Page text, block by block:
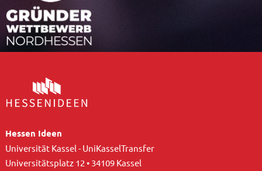
Hessen Ideen
Universität Kassel - UniKasselTransfer
Universitätsplatz 12 • 34109 Kassel